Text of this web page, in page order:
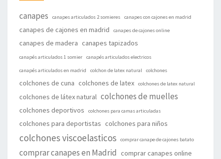
canapes canapes articulados 2 somieres canapes con cajones en madrid
canapes de cajones en madrid canapes de cajones online
canapes de madera canapes tapizados
canapés articulados 1 somier canapés articulados electricos
canapés articulados en madrid colchon de latex natural colchones
colchones de cuna colchones de latex colchones de latex natural
colchones de látex natural colchones de muelles
colchones deportivos colchones para camas articuladas
colchones para deportistas colchones para niños
colchones viscoelasticos comprar canape de cajones batato
comprar canapes en Madrid comprar canapes online